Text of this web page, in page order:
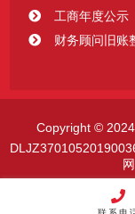
工商年度公示
财务顾问旧账
Copyright ©